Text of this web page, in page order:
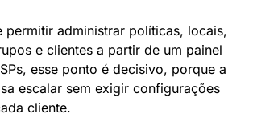
permitir administrar políticas, locais,
e clientes a partir de um painel
esse ponto é decisivo, porque a
escalar sem exigir configurações
cliente.